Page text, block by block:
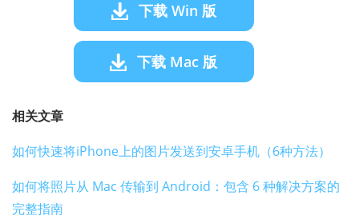
下载 Win 版
下载 Mac 版
相关文章
如何快速将iPhone上的图片发送到安卓手机（6种方法）
如何将照片从 Mac 传输到 Android：包含 6 种解决方案的
完整指南